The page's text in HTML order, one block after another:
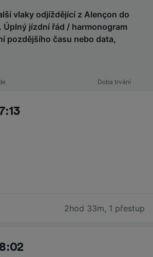
vlaky odjíždějící z Alençon do
Úplný jízdní řád / harmonogram
pozdějšího času nebo data,
Doba trvání
2hod 33m, 1 přestup